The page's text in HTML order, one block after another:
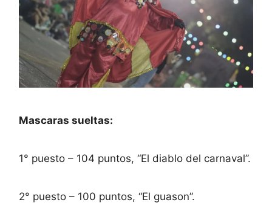
Mascaras sueltas:
1° puesto – 104 puntos, “El diablo del carnaval”.
2° puesto – 100 puntos, “El guason”.